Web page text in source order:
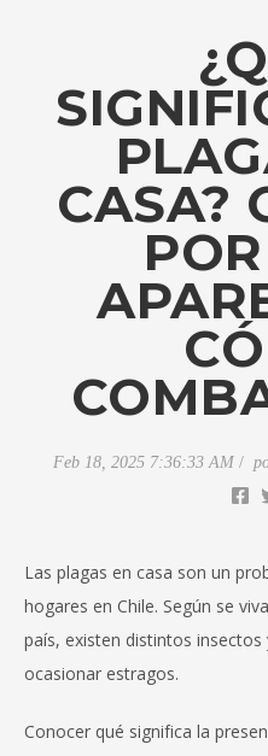
CASA?
Feb 18, 2025 7:36:33 AM
Las plagas en casa son un
hogares en Chile. Según se
país, existen distintos
ocasionar estragos.
Conocer qué significa la